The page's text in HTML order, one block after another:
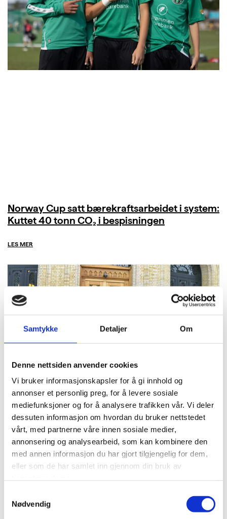
Samtykke Detaljer Om
Denne nettsiden anvender cookies
Vi bruker informasjonskapsler for å gi innhold og
annonser et personlig preg, for å levere sosiale
mediefunksjoner og for å analysere trafikken vår. Vi deler
dessuten informasjon om hvordan du bruker nettstedet
vårt, med partnerne våre innen sosiale medier,
annonsering og analysearbeid, som kan kombinere den
med annen informasjon du har gjort tilgjengelig for dem,
eller som de har samlet inn gjennom din bruk av
Nødvendig
Norway Cup satt bærekraftsarbeidet i system:
Kuttet 40 tonn CO₂ i bespisningen
LES MER